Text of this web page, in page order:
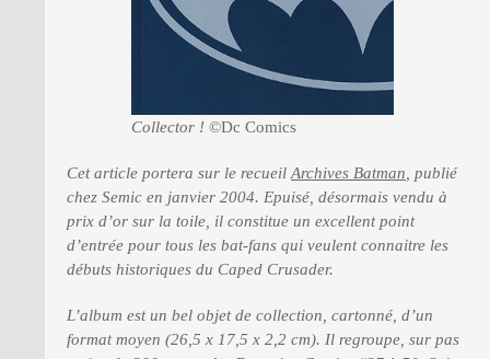
Collector !©Dc Comics
Cet article portera sur le recueil Archives Batman , publié
chez Semic en janvier 2004. Epuisé, désormais vendu à
prix d’or sur la toile, il constitue un excellent point
d’entrée pour tous les bat-fans qui veulent connaitre les
débuts historiques du Caped Crusader.
L’album est un bel objet de collection, cartonné, d’un
format moyen (26,5 x 17,5 x 2,2 cm). Il regroupe, sur pas